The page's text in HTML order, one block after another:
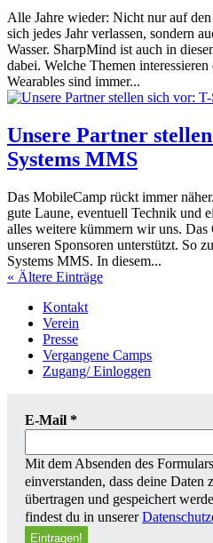
Alle Jahre wieder: Nicht nur auf
sich jedes Jahr verlassen, sondern
Wasser. SharpMind ist auch in
dabei. Welche Themen interessieren
Wearables sind immer...
Unsere Partner
Systems MMS
Das MobileCamp rückt immer
gute Laune, eventuell Technik und
alles weitere kümmern wir uns.
unseren Sponsoren unterstützt. So
Systems MMS. In diesem...
« Ältere Einträge
Kontakt
Verein
Presse
Vergangene Camps
Zugang/ Einloggen
E-Mail *
Mit dem Absenden des
einverstanden, dass deine Daten
übertragen und gespeichert
findest du in unserer